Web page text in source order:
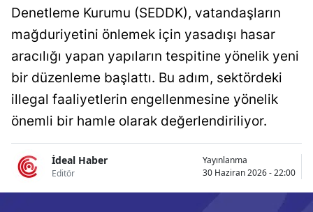
Aydın
Balıkesir
Bilecik
Bingöl
Bitlis
Bolu
Denetleme Kurumu (SEDDK), vatandaşların
mağduriyetini önlemek için yasadışı hasar
aracılığı yapan yapıların tespitine yönelik yeni
bir düzenleme başlattı. Bu adım, sektördeki
illegal faaliyetlerin engellenmesine yönelik
önemli bir hamle olarak değerlendiriliyor.
İdeal Haber
Editör
Yayınlanma
30 Haziran 2026 - 22:00